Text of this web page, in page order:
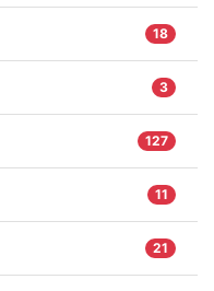
18
3
127
11
21